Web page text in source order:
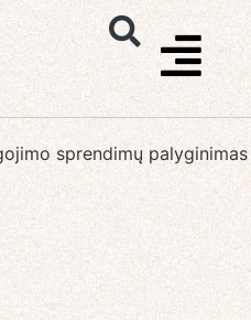
sprendimų palyginimas